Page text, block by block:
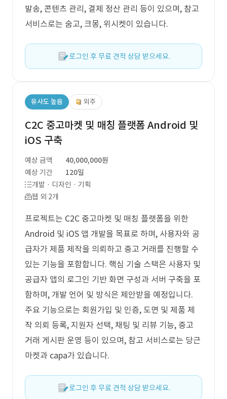
발송, 콘텐츠 관리, 결제 정산 관리 등이 있으며, 참고
서비스로는 숨고, 크몽, 위시켓이 있습니다.
로그인 후 무료 견적 상담 받으세요.
유사도 높음 외주
C2C 중고마켓 및 매칭 플랫폼 Android 및
iOS 구축
예상 금액
40,000,000원
예상 기간
120일
개발 · 디자인 · 기획
웹 외 2개
프로젝트는 C2C 중고마켓 및 매칭 플랫폼을 위한
Android 및 iOS 앱 개발을 목표로 하며, 사용자와 공
급자가 제품 제작을 의뢰하고 중고 거래를 진행할 수
있는 기능을 포함합니다. 핵심 기술 스택은 사용자 및
공급자 앱의 로그인 기반 화면 구성과 서버 구축을 포
함하며, 개발 언어 및 방식은 제안받을 예정입니다.
주요 기능으로는 회원가입 및 인증, 도면 및 제품 제
작 의뢰 등록, 지원자 선택, 채팅 및 리뷰 기능, 중고
거래 게시판 운영 등이 있으며, 참고 서비스로는 당근
마켓과 capa가 있습니다.
로그인 후 무료 견적 상담 받으세요.